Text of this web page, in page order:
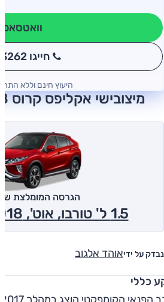
וואטסאפ
חייגו 3262
היעוץ חינם וללא
מיצובישי אקליפס קרוס 2018 חוות דעת
נבדק על ידיאוהד אלגוב
הגרסה המומלצת של
1.5 ל' טורבו, אוט', Intense 2018
כללי